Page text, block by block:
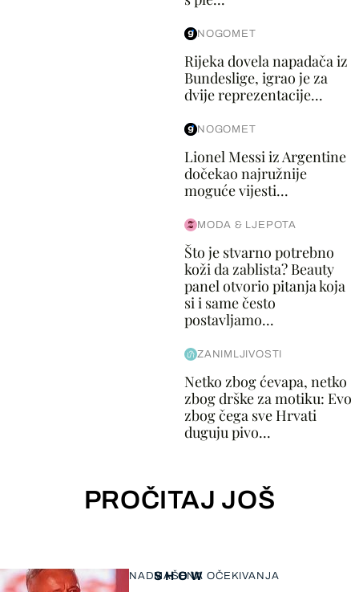
NOGOMET
Rijeka dovela napadača iz
Bundeslige, igrao je za
dvije reprezentacije...
NOGOMET
Lionel Messi iz Argentine
dočekao najružnije
moguće vijesti...
MODA & LJEPOTA
Što je stvarno potrebno
koži da zablista? Beauty
panel otvorio pitanja koja
si i same često
postavljamo...
ZANIMLJIVOSTI
Netko zbog ćevapa, netko
zbog drške za motiku: Evo
zbog čega sve Hrvati
duguju pivo...
PROČITAJ JOŠ
SHOW
NADMAŠENA OČEKIVANJA